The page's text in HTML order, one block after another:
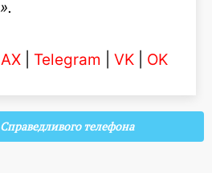
Telegram VK OK
телефона